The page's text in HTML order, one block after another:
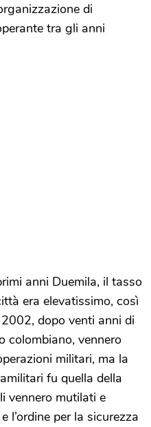
di
tra gli anni
anni Duemila, il tasso
era elevatissimo, così
dopo venti anni di
colombiano, vennero
militari, ma la
fu quella della
vennero mutilati e
l’ordine per la sicurezza